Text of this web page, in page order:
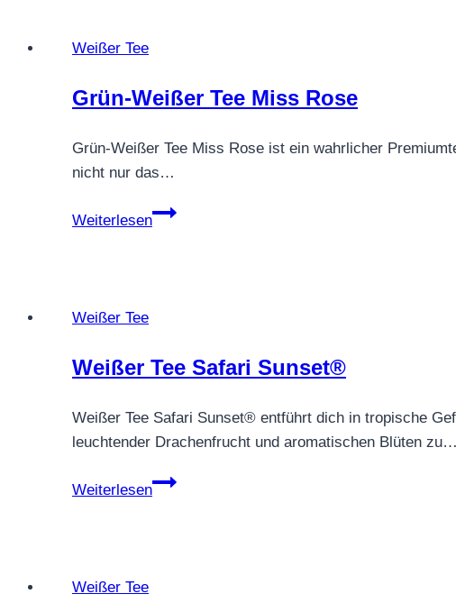
Weißer Tee
Grün-Weißer Tee Miss Rose
Grün-Weißer Tee Miss Rose ist ein wahrlicher
nicht nur das…
Weiterlesen
Grün-
Weißer Tee
Weißer Tee Safari Sunset®
Weißer Tee Safari Sunset® entführt dich in tropische
leuchtender Drachenfrucht und aromatischen Blüten zu…
Weiterlesen
Weißer
Weißer Tee